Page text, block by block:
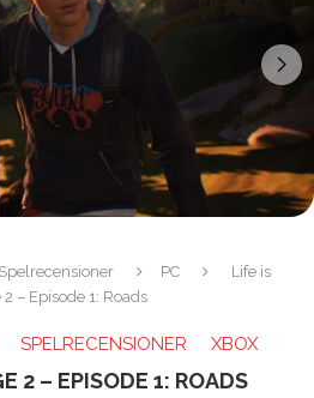
Spelrecensioner PC
Life is
– Episode 1: Roads
SPELRECENSIONER XBOX
2 – EPISODE 1: ROADS